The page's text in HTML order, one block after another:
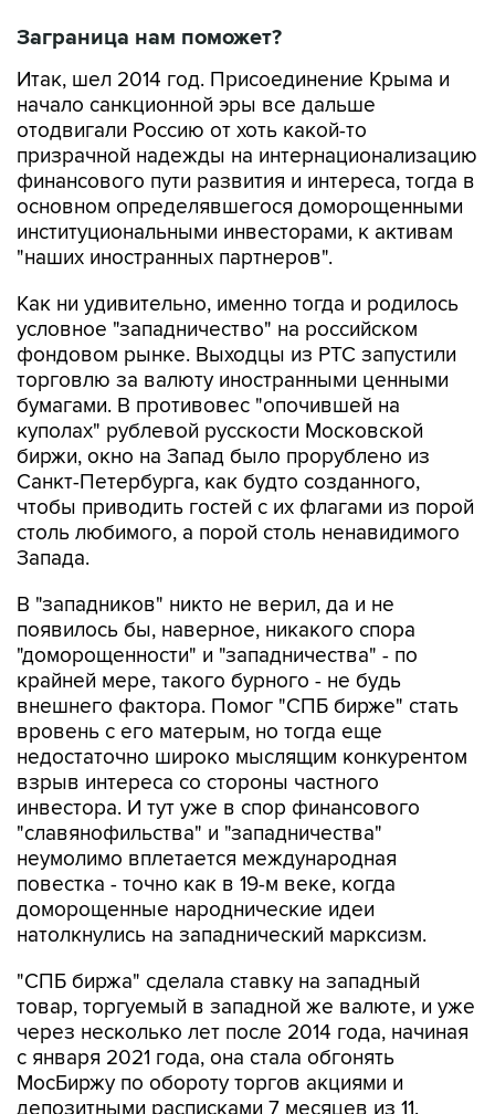
Заграница нам поможет?
Итак, шел 2014 год. Присоединение Крыма и
начало санкционной эры все дальше
отодвигали Россию от хоть какой-то
призрачной надежды на интернационализацию
финансового пути развития и интереса, тогда в
основном определявшегося доморощенными
институциональными инвесторами, к активам
"наших иностранных партнеров".
Как ни удивительно, именно тогда и родилось
условное "западничество" на российском
фондовом рынке. Выходцы из РТС запустили
торговлю за валюту иностранными ценными
бумагами. В противовес "опочившей на
куполах" рублевой русскости Московской
биржи, окно на Запад было прорублено из
Санкт-Петербурга, как будто созданного,
чтобы приводить гостей с их флагами из порой
столь любимого, а порой столь ненавидимого
Запада.
В "западников" никто не верил, да и не
появилось бы, наверное, никакого спора
"доморощенности" и "западничества" - по
крайней мере, такого бурного - не будь
внешнего фактора. Помог "СПБ бирже" стать
вровень с его матерым, но тогда еще
недостаточно широко мыслящим конкурентом
взрыв интереса со стороны частного
инвестора. И тут уже в спор финансового
"славянофильства" и "западничества"
неумолимо вплетается международная
повестка - точно как в 19-м веке, когда
доморощенные народнические идеи
натолкнулись на западнический марксизм.
"СПБ биржа" сделала ставку на западный
товар, торгуемый в западной же валюте, и уже
через несколько лет после 2014 года, начиная
с января 2021 года, она стала обгонять
МосБиржу по обороту торгов акциями и